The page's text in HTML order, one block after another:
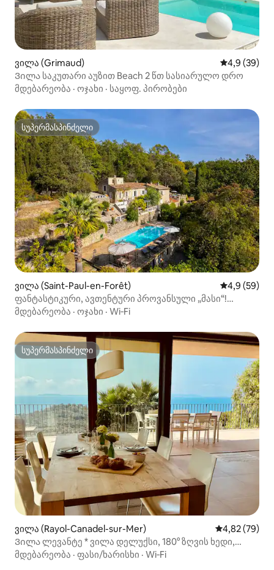
ვილა (Grimaud) საშუალო
4,9 (39)
Ვილა საკუთარი აუზით Beach 2 წთ სასიარულო დრო
მდებარეობა · ოჯახი · საყოფ. პირობები
სუპერმასპინძელი
სუპერმასპინძელი
ვილა (Saint-Paul-en-Forêt) საშუალო
4,9 (59)
ფანტასტიკური, ავთენტური პროვანსული „მასი“!
13‑მეტრიანი აუზი.
მდებარეობა · ოჯახი · Wi‑Fi
სუპერმასპინძელი
სუპერმასპინძელი
ვილა (Rayol-Canadel-sur-Mer) საშუალო
4,82 (79)
Ვილა ლევანტე * ვილა დელუქსი, 180° ზღვის ხედი,
130მ2
მდებარეობა · ფასი/ხარისხი · Wi‑Fi